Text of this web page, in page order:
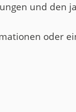
und den
oder